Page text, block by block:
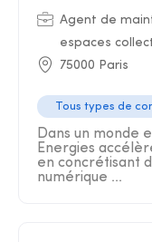
Agent de
espaces
75000 Paris
Tous types de
Dans un monde
Energies
en concrétisant
numérique ...